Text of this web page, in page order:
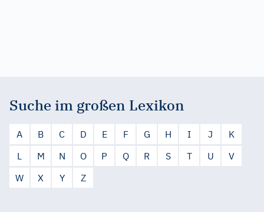
Suche im großen Lexikon
A B C D E F G H I J
K
L
M N O P Q R S T U
V
W
X Y Z